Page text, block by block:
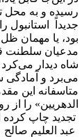
رسیده و به محل
جدیداً استانبول
بود، یا مهمان
مدعیان سلطنت
شاه دیدار
می‌برد و
متاسفانه این
الدهریین» را
تجدید چاپ کرده